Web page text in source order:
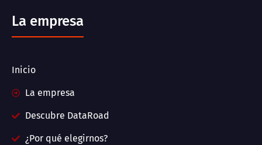
La empresa
Inicio
La empresa
Descubre DataRoad
¿Por qué elegirnos?